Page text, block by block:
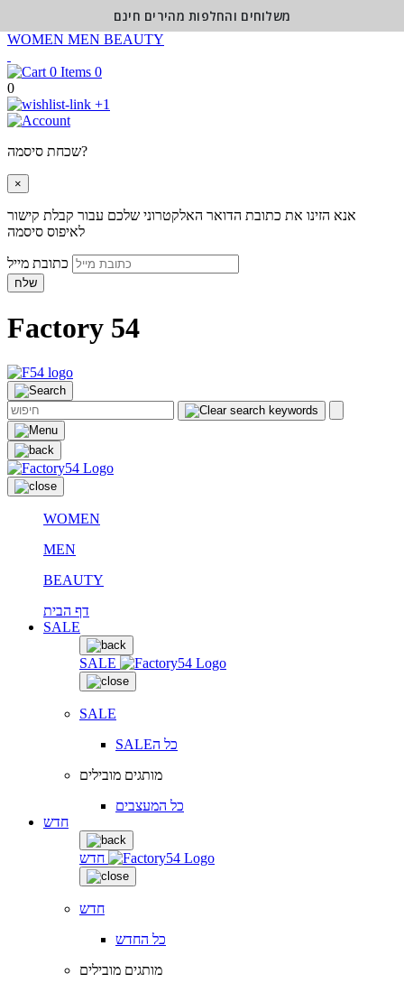
WOMEN MEN BEAUTY
0
0
+1
שכחת סיסמה?
×
אנא הזינו את כתובת הדואר האלקטרוני שלכם עבור קבלת קישור
לאיפוס סיסמה
שלח
Factory 54
WOMEN
MEN
BEAUTY
דף הבית
SALE
SALE
SALE
SALEכל ה
מותגים מובילים
כל המעצבים
חדש
חדש
חדש
כל החדש
מותגים מובילים
משלוחים והחלפות מהירים חינם